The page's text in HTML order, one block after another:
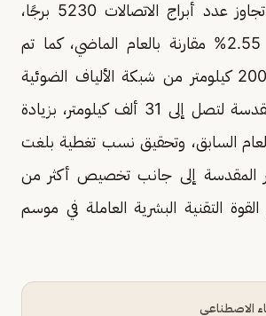
حج 1447هـ، إذ تجاوز عدد أبراج الاتصالات 5230 برجًا،
بنسبة نمو بلغت 2.55% مقارنة بالعام الماضي، كما تم
تمديد أكثر من 2000 كيلومتر من شبكة الألياف الضوئية
داخل المشاعر المقدسة لتصل إلى 31 ألف كيلومتر، بزيادة
عن العام السابق، وتحقيق نسب تغطية بلغت
المقدسة إلى جانب تخصيص أكثر من
القوة التقنية البشرية العاملة في موسم
الاصطناعي